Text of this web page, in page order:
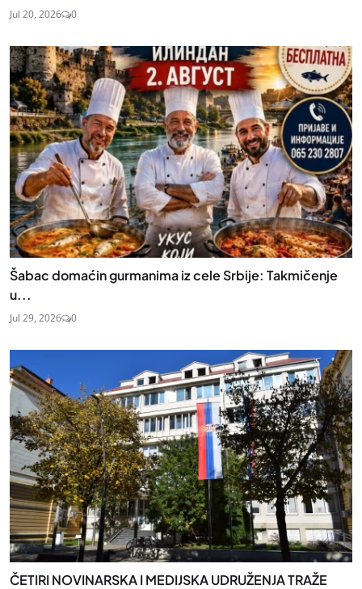
Jul 20, 2026 0
Šabac domaćin gurmanima iz cele Srbije: Takmičenje
u...
Jul 29, 2026 0
ČETIRI NOVINARSKA I MEDIJSKA UDRUŽENJA TRAŽE